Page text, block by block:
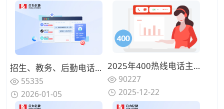
招生、教务、后勤电话混在一起，高校热线电话为何总是“谁都不满意”？
55335
2026-01-05
2025年400热线电话主流厂商推荐：背靠运营商资源、服务最可靠的公司盘点
90227
2025-12-22